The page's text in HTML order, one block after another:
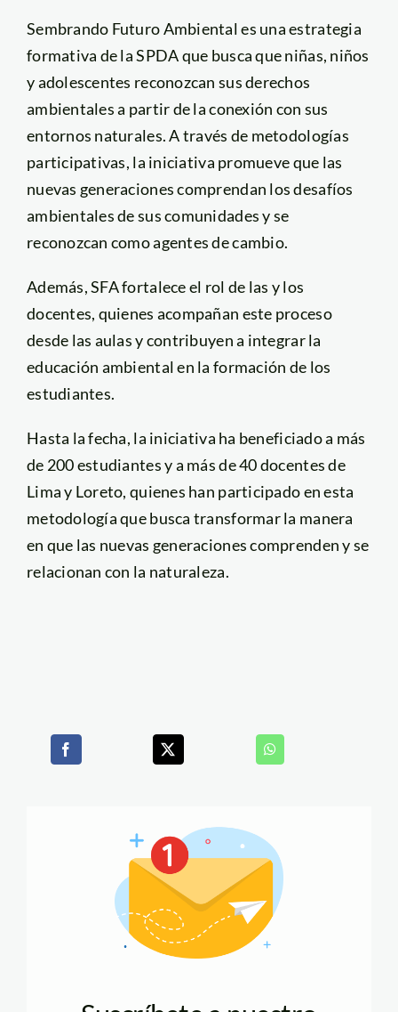
Sembrando Futuro Ambiental es una estrategia
formativa de la SPDA que busca que niñas, niños
y adolescentes reconozcan sus derechos
ambientales a partir de la conexión con sus
entornos naturales. A través de metodologías
participativas, la iniciativa promueve que las
nuevas generaciones comprendan los desafíos
ambientales de sus comunidades y se
reconozcan como agentes de cambio.
Además, SFA fortalece el rol de las y los
docentes, quienes acompañan este proceso
desde las aulas y contribuyen a integrar la
educación ambiental en la formación de los
estudiantes.
Hasta la fecha, la iniciativa ha beneficiado a más
de 200 estudiantes y a más de 40 docentes de
Lima y Loreto, quienes han participado en esta
metodología que busca transformar la manera
en que las nuevas generaciones comprenden y se
relacionan con la naturaleza.